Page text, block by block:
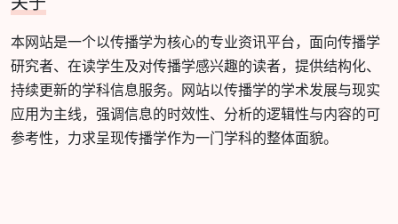
本网站是一个以传播学为核心的专业资讯平台，面向传播学
研究者、在读学生及对传播学感兴趣的读者，提供结构化、
持续更新的学科信息服务。网站以传播学的学术发展与现实
应用为主线，强调信息的时效性、分析的逻辑性与内容的可
参考性，力求呈现传播学作为一门学科的整体面貌。